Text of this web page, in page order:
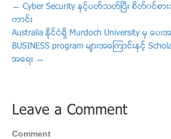
← Cyber Security ႏွင့္ပတ္သတ္ၿပီး စိတ္၀င္စ
ကာင္း
Australia ႏိုင္ငံရွိ Murdoch University မွ ေပး
BUSINESS program မ်ားအေၾကာင္းႏွင့္
အေရး →
Leave a Comment
Comment